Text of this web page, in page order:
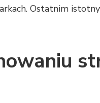
Ostatnim